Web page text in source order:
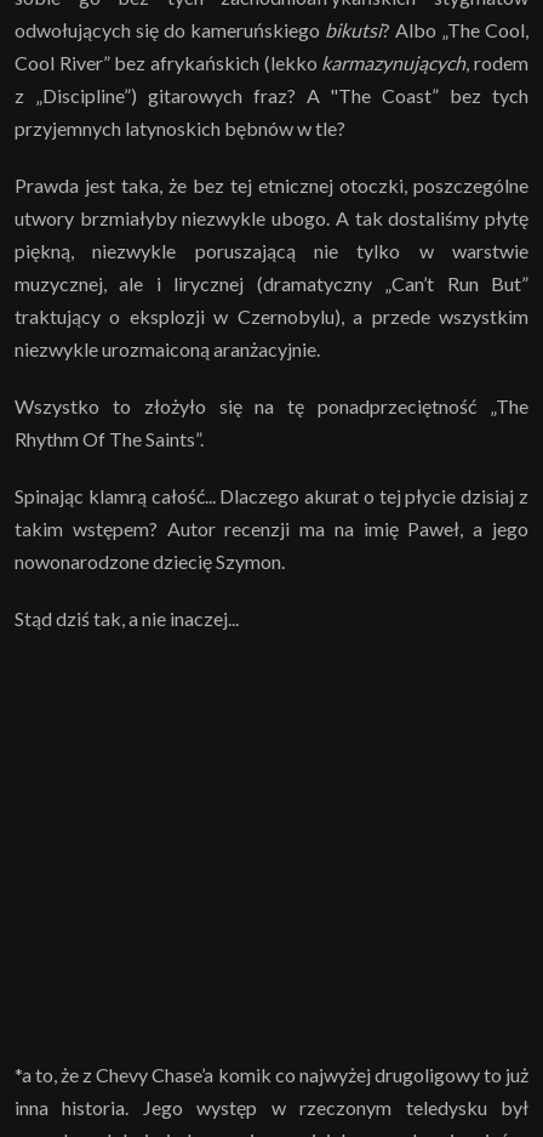
odwołujących się do kameruńskiego bikutsi? Albo „The Cool,
Cool River” bez afrykańskich (lekko karmazynujących, rodem
z „Discipline”) gitarowych fraz? A "The Coast” bez tych
przyjemnych latynoskich bębnów w tle?
Prawda jest taka, że bez tej etnicznej otoczki, poszczególne
utwory brzmiałyby niezwykle ubogo. A tak dostaliśmy płytę
piękną, niezwykle poruszającą nie tylko w warstwie
muzycznej, ale i lirycznej (dramatyczny „Can’t Run But”
traktujący o eksplozji w Czernobylu), a przede wszystkim
niezwykle urozmaiconą aranżacyjnie.
Wszystko to złożyło się na tę ponadprzeciętność „The
Rhythm Of The Saints”.
Spinając klamrą całość... Dlaczego akurat o tej płycie dzisiaj z
takim wstępem? Autor recenzji ma na imię Paweł, a jego
nowonarodzone dziecię Szymon.
Stąd dziś tak, a nie inaczej...
*a to, że z Chevy Chase’a komik co najwyżej drugoligowy to już
inna historia. Jego występ w rzeczonym teledysku był